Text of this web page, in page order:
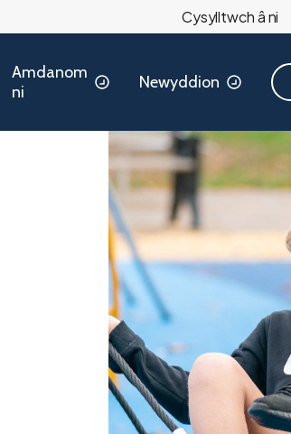
Cysylltwch â ni
Amdanom
ni
Newyddion